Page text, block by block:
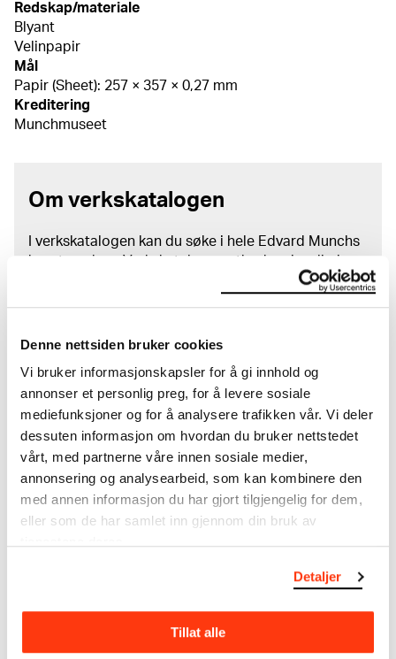
Denne nettsiden bruker cookies
Vi bruker informasjonskapsler for å gi innhold og
annonser et personlig preg, for å levere sosiale
mediefunksjoner og for å analysere trafikken vår. Vi deler
dessuten informasjon om hvordan du bruker nettstedet
vårt, med partnerne våre innen sosiale medier,
annonsering og analysearbeid, som kan kombinere den
med annen informasjon du har gjort tilgjengelig for dem,
eller som de har samlet inn gjennom din bruk av
Detaljer
Tillat alle
Redskap/materiale
Blyant
Velinpapir
Mål
Papir (Sheet): 257 × 357 × 0,27 mm
Kreditering
Munchmuseet
Om verkskatalogen
I verkskatalogen kan du søke i hele Edvard Munchs
kunstnerskap. Verkskatalogen utbedres jevnlig i
samsvar med den nyeste forskningen. Vi tar
MUNCHs samling består av over 42 000 unike
kunstverk. I tillegg til den ekstraordinære samlingen
somEdvard Munch testamenterte til Oslo
kommune i 1940, rommer museet også samlingene
til Rolf Stenersen, Amaldus Nielsen og Ludvig O.
Ravensberg.
Merom MUNCHssamling
Les mer om arbeidet med å digitalisere Munchs